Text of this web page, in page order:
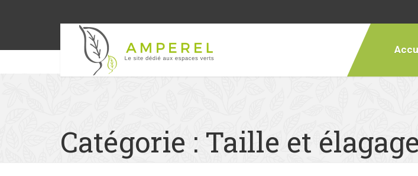
Catégorie : Taille et élagage